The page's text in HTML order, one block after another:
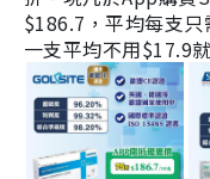
$186.7，平均每支
一支平均不用$17.9